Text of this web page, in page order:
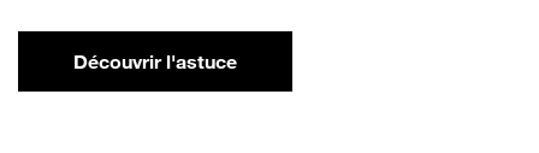
Découvrir l'astucepour Comment libérer de l'espace sur